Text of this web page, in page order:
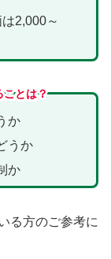
2,000～
ことは？
か
うか
か
る方のご参考に